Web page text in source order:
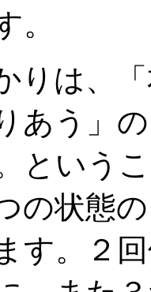
。
りは、
あう」
という
の状態
す。２